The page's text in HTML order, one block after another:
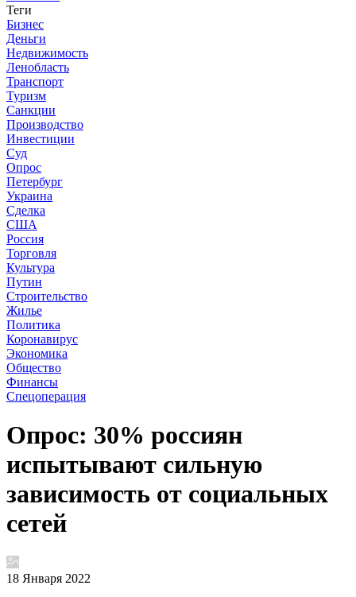
Теги
Бизнес
Деньги
Недвижимость
Ленобласть
Транспорт
Туризм
Санкции
Производство
Инвестиции
Суд
Опрос
Петербург
Украина
Сделка
США
Россия
Торговля
Культура
Путин
Строительство
Жилье
Политика
Коронавирус
Экономика
Общество
Финансы
Спецоперация
Опрос: 30% россиян
испытывают сильную
зависимость от социальных
сетей
18 Января 2022